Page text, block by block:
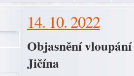
14. 10. 2022
Objasnění
Jičína